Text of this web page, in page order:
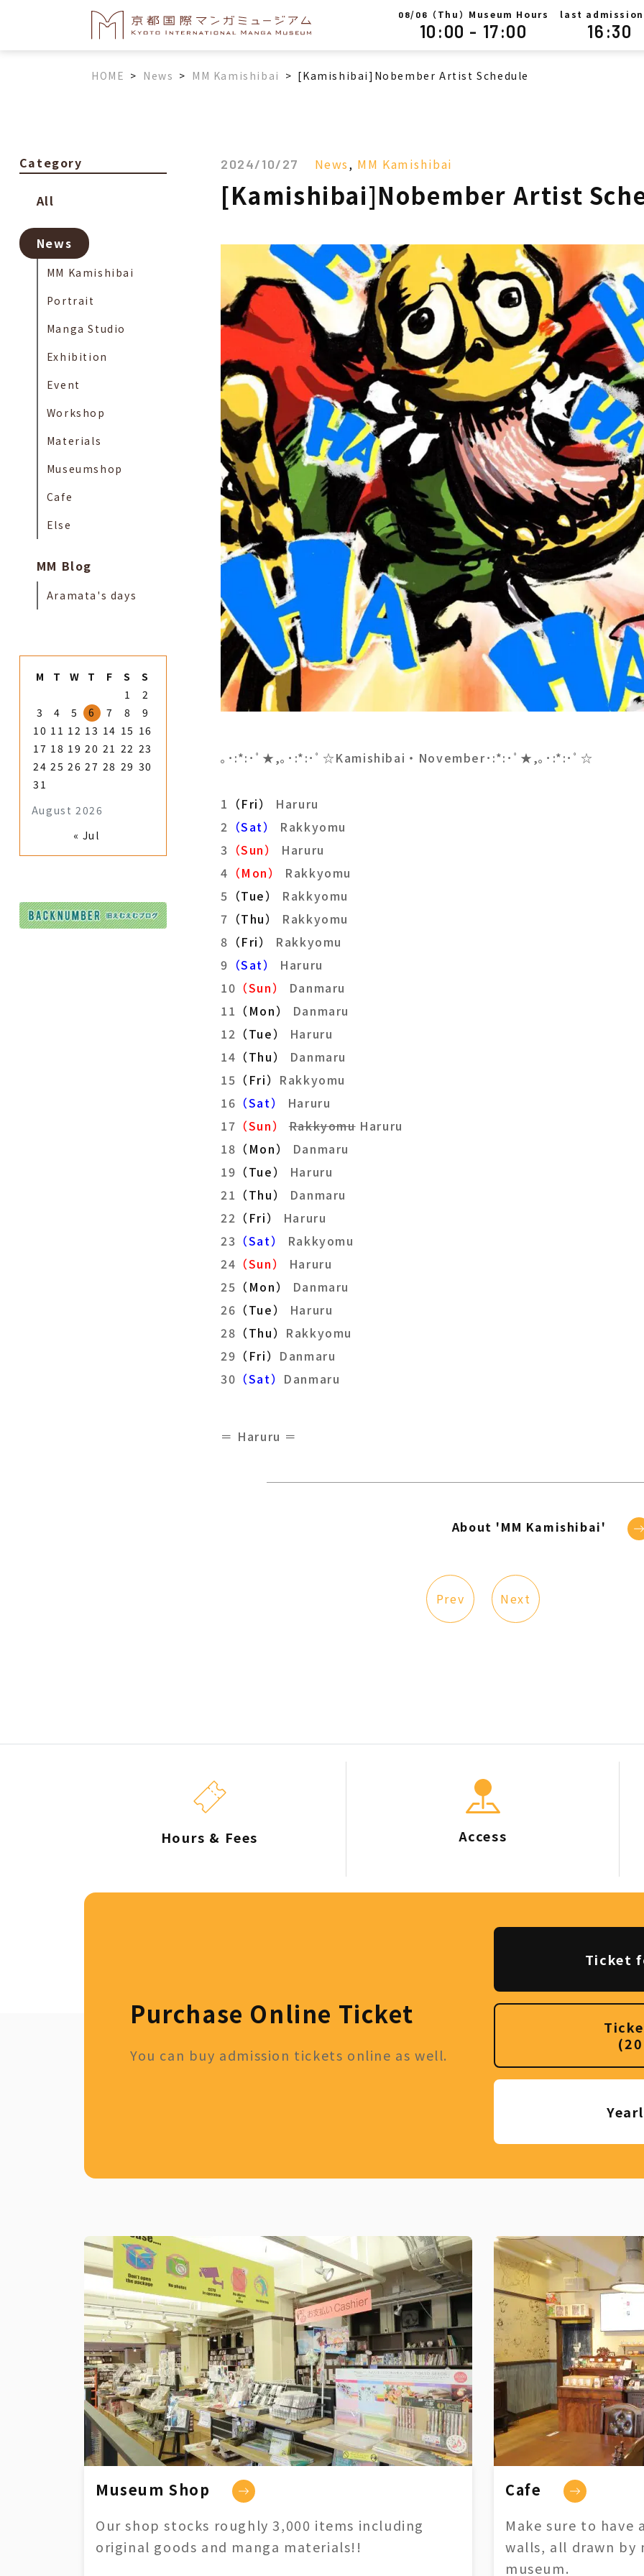
08/ 06 （Thu）Museum Hours
10:00 - 17:00
last
16:30
HOME > News > MM Kamishibai > [Kamishibai]Nobember Artist Schedule
2024/10/27 News, MM Kamishibai
[Kamishibai]Nobember Artist
｡･:*:･ﾟ★,｡･:*:･ﾟ☆Kamishibai・November･:*:･ﾟ★,｡･:*:･ﾟ☆
1 （Fri）
Haruru
2 （Sat）
Rakkyomu
3 （Sun）
Haruru
4 （Mon）
Rakkyomu
5 （Tue）
Rakkyomu
7 （Thu）
Rakkyomu
8 （Fri）
Rakkyomu
9 （Sat）
Haruru
10 （Sun）
Danmaru
11 （Mon）
Danmaru
12 （Tue）
Haruru
14 （Thu）
Danmaru
15 （Fri） Rakkyomu
16 （Sat）
Haruru
17 （Sun） RakkyomuHaruru
18 （Mon）
Danmaru
19 （Tue）
Haruru
21 （Thu）
Danmaru
22 （Fri） Haruru
23 （Sat） Rakkyomu
24 （Sun） Haruru
25 （Mon） Danmaru
26 （Tue） Haruru
28 （Thu） Rakkyomu
29 （Fri） Danmaru
30 （Sat） Danmaru
＝ Haruru ＝
About 'MM Kamishibai'
Prev Next
Category
All
News
MM Kamishibai
Portrait
Manga Studio
Exhibition
Event
Workshop
Materials
Museumshop
Cafe
Else
MM Blog
Aramata's days
August 2026
M T W T F S
S
1
2
3
4 5 6 7 8
9
10 11 12 13 14 15 16
17 18 19 20 21 22 23
24 25 26 27 28 29 30
31
« Jul
Hours & Fees Access
Purchase Online Ticket
You can buy admission tickets online as well.
Ticket
Museum Shop
Our shop stocks roughly 3,000 items including
original goods and manga materials!!
Cafe
Make sure to
walls, all drawn by
museum.